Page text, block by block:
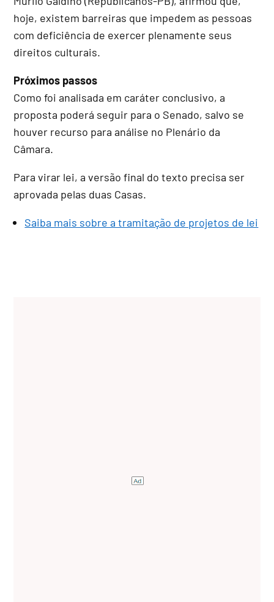
hoje, existem barreiras que impedem as pessoas
com deficiência de exercer plenamente seus
direitos culturais.
Próximos passos
Como foi analisada em caráter conclusivo, a
proposta poderá seguir para o Senado, salvo se
houver recurso para análise no Plenário da
Câmara.
Para virar lei, a versão final do texto precisa ser
aprovada pelas duas Casas.
Saiba mais sobre a tramitação de projetos de lei